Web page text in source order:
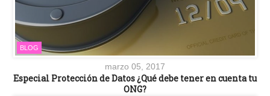
BLOG
marzo 05, 2017
Especial Protección de Datos ¿Qué debe tener en cuenta tu
ONG?